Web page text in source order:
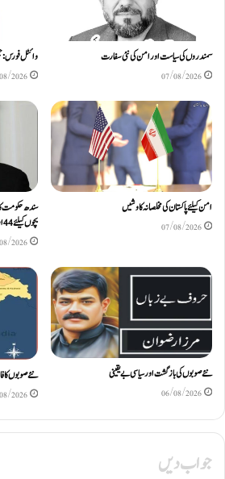
سمندروں کی سیاست اور امن کی نئی سفارت
07/08/2026
وائٹل فورس:
2026
امن کیلئے پاکستان کی مخلصانہ کاوشیں
07/08/2026
سندھ حکومت
بچوں کیلئے44 ارب کا منصوبہ
2026
نئے صوبوں کی بازگشت اور سیاسی بے یقینی
06/08/2026
نئے صوبوں کا
2026
جواب دیں